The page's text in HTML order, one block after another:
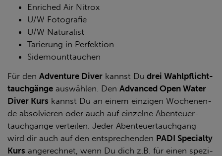
Enriched Air Nitrox
U/W Fotografie
U/W Naturalist
Tarierung in Perfektion
Sidemounttauchen
Für den Ad­ven­ture Diver kannst Du drei Wahl­pflicht­
tauch­gän­ge aus­wäh­len. Den Ad­van­ced Open Water
Diver Kurs kannst Du an einem ein­zi­gen Wo­chen­en­
de ab­sol­vie­ren oder auch auf ein­zel­ne Aben­teu­er­
tauch­gän­ge ver­tei­len. Jeder Aben­teu­er­tauch­gang
wird dir auch auf den ent­spre­chen­den PADI Spe­cial­ty
Kurs an­ge­rech­net, wenn Du dich z.B. für einen spe­zi­